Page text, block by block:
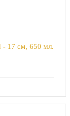
- 17 см, 650 мл.